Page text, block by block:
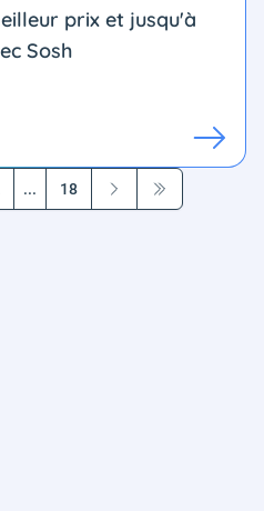
prix et jusqu'à
Sosh
... 18
SuivantDernière page